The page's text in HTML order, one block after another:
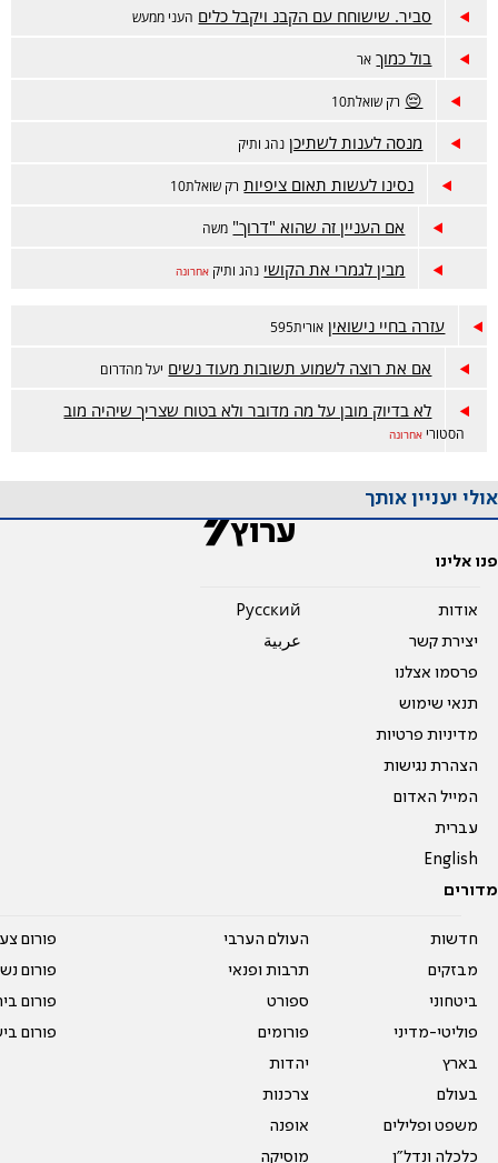
סביר. שישוחח עם הקבנ ויקבל כלים העני ממעש
בול כמוך אר
😔 רק שואלת10
מנסה לענות לשתיכן נהג ותיק
נסינו לעשות תאום ציפיות רק שואלת10
אם העניין זה שהוא "דרוך" משה
מבין לגמרי את הקושי נהג ותיק אחרונה
עזרה בחיי נישואין אורית595
אם את רוצה לשמוע תשובות מעוד נשים יעל מהדרום
לא בדיוק מובן על מה מדובר ולא בטוח שצריך שיהיה מוב
הסטורי אחרונה
אולי יעניין אותך
פנו אלינו
אודות
יצירת קשר
פרסמו אצלנו
תנאי שימוש
מדיניות פרטיות
הצהרת נגישות
המייל האדום
עברית
English
Pусский
عربية
מדורים
חדשות
מבזקים
ביטחוני
פוליטי-מדיני
בארץ
בעולם
משפט ופלילים
כלכלה ונדל"ן
העולם הערבי
תרבות ופנאי
ספורט
פורומים
יהדות
צרכנות
אופנה
מוסיקה
פורום
פורום
פורום
פורום